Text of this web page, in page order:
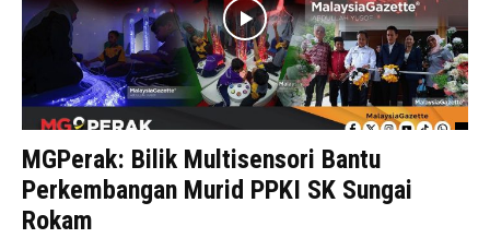
MGPerak: Bilik Multisensori Bantu
Perkembangan Murid PPKI SK Sungai
Rokam